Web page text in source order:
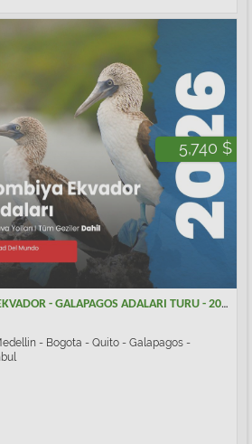
5,740 $
PANAMA - KOLOMBİYA - EKVADOR - GALAPAGOS ADALARI TURU - 2026
- Bogota - Quito - Galapagos -